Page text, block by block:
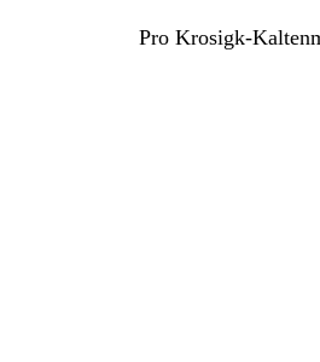
Pro Krosigk-